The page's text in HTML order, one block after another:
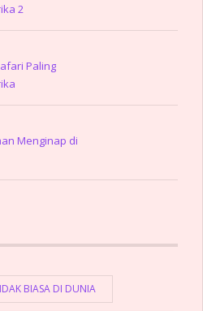
2
Paling
Menginap di
BIASA DI DUNIA